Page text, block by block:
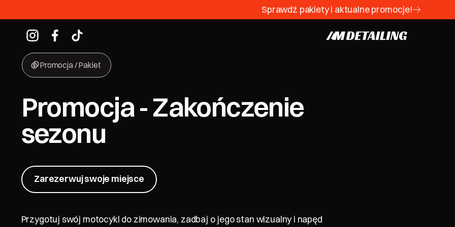
Sprawdź pakiety i aktualne promocje!
Promocja / Pakiet
Promocja - Zakończenie
sezonu
Zarezerwuj swoje miejsce
Zarezerwuj swoje miejsce
Przygotuj swój motocykl do zimowania, zadbaj o jego stan wizualny i napęd